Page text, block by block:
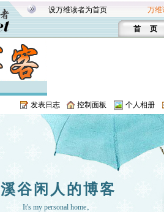
设万维读者为首页 万维
首 页
发表日志 控制面板 个人相册
溪谷闲人的博客
It's my personal home。